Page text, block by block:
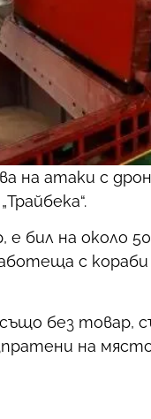
на атаки с
бил на около
с
без товар,
на